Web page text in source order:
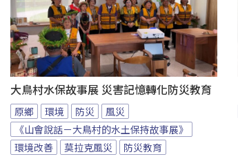
大鳥村水保故事展 災害記憶轉化防災教育
原鄉 環境 防災
風災
《山會說話－大鳥村的水土保持故事展》
環境改善
莫拉克風災 防災教育